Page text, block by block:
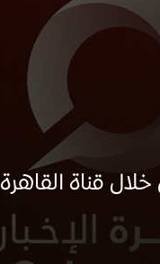
قناة القاهرة